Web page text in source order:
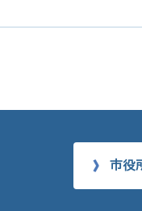
市役